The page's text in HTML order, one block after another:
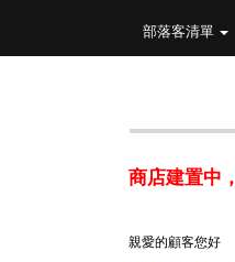
部落客清單
商店建置中
親愛的顧客您好